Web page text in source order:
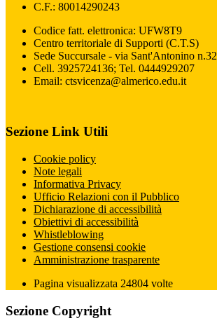
C.F.: 80014290243
Codice fatt. elettronica: UFW8T9
Centro territoriale di Supporti (C.T.S)
Sede Succursale - via Sant'Antonino n.32
Cell. 3925724136; Tel. 0444929207
Email: ctsvicenza@almerico.edu.it
Sezione Link Utili
Cookie policy
Note legali
Informativa Privacy
Ufficio Relazioni con il Pubblico
Dichiarazione di accessibilità
Obiettivi di accessibilità
Whistleblowing
Gestione consensi cookie
Amministrazione trasparente
Pagina visualizzata 24804 volte
Sezione Copyright